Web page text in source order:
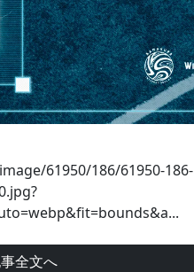
61950/186/61950-186-
全文へ